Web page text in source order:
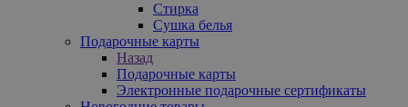
Стирка
Сушка белья
Подарочные карты
Назад
Подарочные карты
Электронные подарочные сертификаты